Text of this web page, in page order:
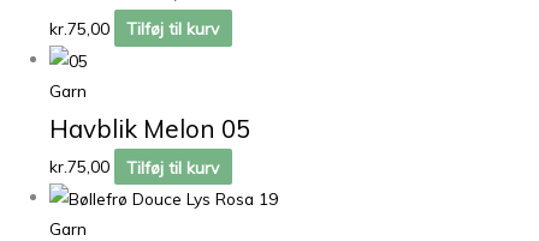
kr.75,00 Tilføj til kurv
Garn
Havblik Melon 05
kr.75,00 Tilføj til kurv
Garn